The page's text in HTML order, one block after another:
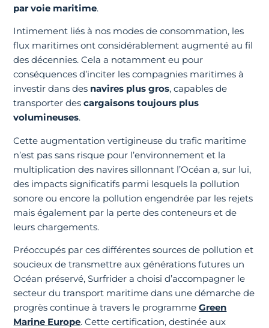
par voie maritime.
Intimement liés à nos modes de consommation, les
flux maritimes ont considérablement augmenté au fil
des décennies. Cela a notamment eu pour
conséquences d’inciter les compagnies maritimes à
investir dans des navires plus gros, capables de
transporter descargaisons toujours plus
volumineuses.
Cette augmentation vertigineuse du trafic maritime
n’est pas sans risque pour l’environnement et la
multiplication des navires sillonnant l’Océan a, sur lui,
des impacts significatifs parmi lesquels la pollution
sonore ou encore la pollution engendrée par les rejets
mais également par la perte des conteneurs et de
leurs chargements.
Préoccupés par ces différentes sources de pollution et
soucieux de transmettre aux générations futures un
Océan préservé, Surfrider a choisi d’accompagner le
secteur du transport maritime dans une démarche de
progrès continue à travers le programmeGreen
Marine Europe. Cette certification, destinée aux